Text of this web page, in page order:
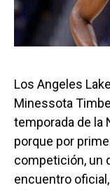
Los Angeles
Minessota
temporada de la
porque por
competición, un
encuentro